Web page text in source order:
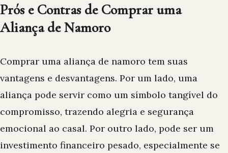
Prós e Contras de Comprar uma
Aliança de Namoro
Comprar uma aliança de namoro tem suas
vantagens e desvantagens. Por um lado, uma
aliança pode servir como um símbolo tangível do
compromisso, trazendo alegria e segurança
emocional ao casal. Por outro lado, pode ser um
investimento financeiro pesado, especialmente se